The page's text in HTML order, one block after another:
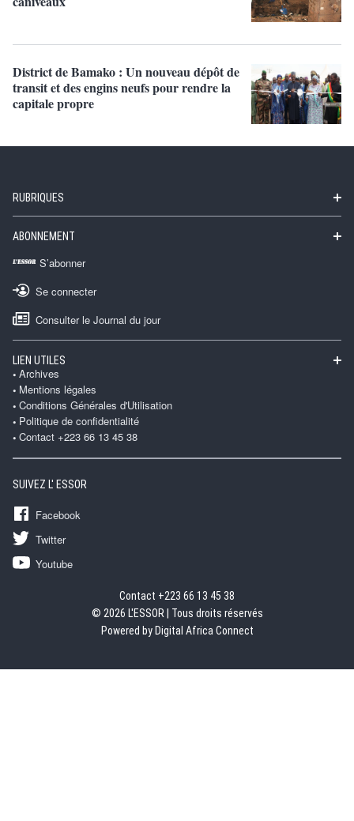
District de Bamako : Un nouveau dépôt de
transit et des engins neufs pour rendre la
capitale propre
RUBRIQUES
ABONNEMENT
S’abonner
Se connecter
Consulter le Journal du jour
LIEN UTILES
Archives
Mentions légales
Conditions Générales d'Utilisation
Politique de confidentialité
Contact +223 66 13 45 38
SUIVEZ L' ESSOR
Facebook
Twitter
Youtube
Contact +223 66 13 45 38
© 2026 L'ESSOR | Tous droits réservés
Powered by Digital Africa Connect